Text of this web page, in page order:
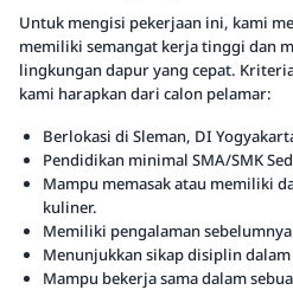
Untuk mengisi pekerjaan ini, kami
memiliki semangat kerja tinggi dan
lingkungan dapur yang cepat.
kami harapkan dari calon pelamar:
Berlokasi di Sleman, DI
Pendidikan minimal SMA/SMK
Mampu memasak atau memiliki
kuliner.
Memiliki pengalaman
Menunjukkan sikap disiplin
Mampu bekerja sama dalam